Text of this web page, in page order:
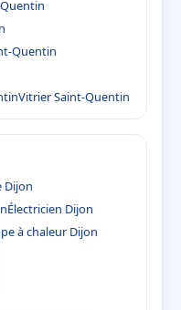
Quentin
Vitrier Saint-Quentin
Dijon
Électricien Dijon
à chaleur Dijon